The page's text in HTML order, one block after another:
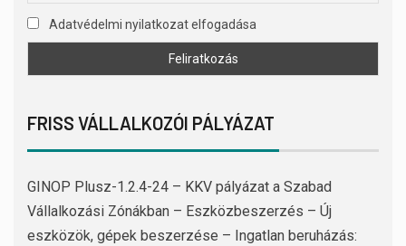
Adatvédelmi nyilatkozat elfogadása
FRISS VÁLLALKOZÓI PÁLYÁZAT
GINOP Plusz-1.2.4-24 – KKV pályázat a Szabad
Vállalkozási Zónákban – Eszközbeszerzés – Új
eszközök, gépek beszerzése – Ingatlan beruházás: